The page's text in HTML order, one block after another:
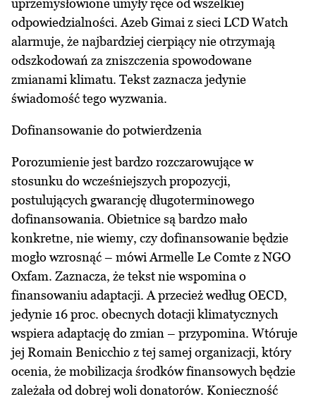
uprzemysłowione umyły ręce od wszelkiej
odpowiedzialności. Azeb Gimai z sieci LCD Watch
alarmuje, że najbardziej cierpiący nie otrzymają
odszkodowań za zniszczenia spowodowane
zmianami klimatu. Tekst zaznacza jedynie
świadomość tego wyzwania.
Dofinansowanie do potwierdzenia
Porozumienie jest bardzo rozczarowujące w
stosunku do wcześniejszych propozycji,
postulujących gwarancję długoterminowego
dofinansowania. Obietnice są bardzo mało
konkretne, nie wiemy, czy dofinansowanie będzie
mogło wzrosnąć – mówi Armelle Le Comte z NGO
Oxfam. Zaznacza, że tekst nie wspomina o
finansowaniu adaptacji. A przecież według OECD,
jedynie 16 proc. obecnych dotacji klimatycznych
wspiera adaptację do zmian – przypomina. Wtóruje
jej Romain Benicchio z tej samej organizacji, który
ocenia, że mobilizacja środków finansowych będzie
zależała od dobrej woli donatorów. Konieczność